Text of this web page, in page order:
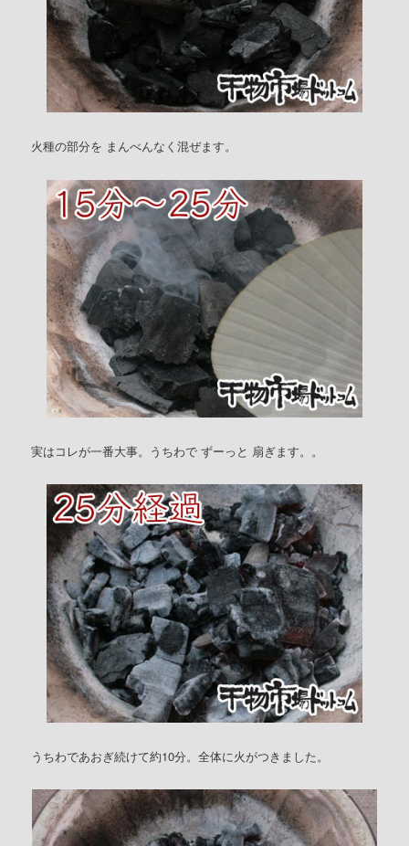
火種の部分を まんべんなく混ぜます。
実はコレが一番大事。うちわで ずーっと 扇ぎます。。
うちわであおぎ続けて約10分。全体に火がつきました。